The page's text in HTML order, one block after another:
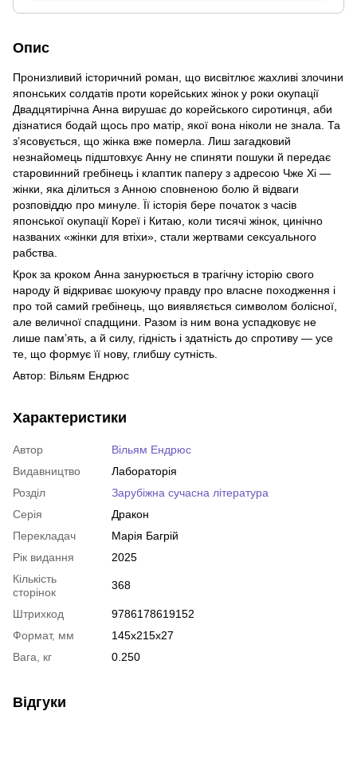
Опис
Пронизливий історичний роман, що висвітлює жахливі злочини
японських солдатів проти корейських жінок у роки окупації
Двадцятирічна Анна вирушає до корейського сиротинця, аби
дізнатися бодай щось про матір, якої вона ніколи не знала. Та
з’ясовується, що жінка вже померла. Лиш загадковий
незнайомець підштовхує Анну не спиняти пошуки й передає
старовинний гребінець і клаптик паперу з адресою Чже Хі —
жінки, яка ділиться з Анною сповненою болю й відваги
розповіддю про минуле. Її історія бере початок з часів
японської окупації Кореї і Китаю, коли тисячі жінок, цинічно
названих «жінки для втіхи», стали жертвами сексуального
рабства.
Крок за кроком Анна занурюється в трагічну історію свого
народу й відкриває шокуючу правду про власне походження і
про той самий гребінець, що виявляється символом болісної,
але величної спадщини. Разом із ним вона успадковує не
лише пам’ять, а й силу, гідність і здатність до спротиву — усе
те, що формує її нову, глибшу сутність.
Автор: Вільям Ендрюс
Характеристики
Автор
Вільям Ендрюс
Видавництво
Лабораторія
Розділ
Зарубіжна сучасна література
Серія
Дракон
Перекладач
Марія Багрій
Рік видання
2025
Кількість
сторінок
368
Штрихкод
9786178619152
Формат, мм
145x215x27
Вага, кг
0.250
Відгуки